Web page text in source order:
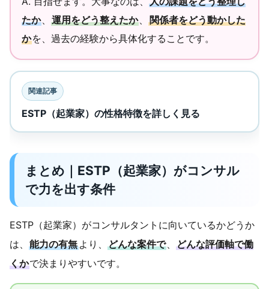
たか、 運用をどう整えたか、関係者をどう動かした
かを、過去の経験から具体化することです。
関連記事
ESTP（起業家）の性格特徴を詳しく見る
まとめ｜ESTP（起業家）がコンサル
で力を出す条件
ESTP（起業家）がコンサルタントに向いているかどうか
は、 能力の有無より、 どんな案件で 、どんな評価軸で働
くかで決まりやすいです。